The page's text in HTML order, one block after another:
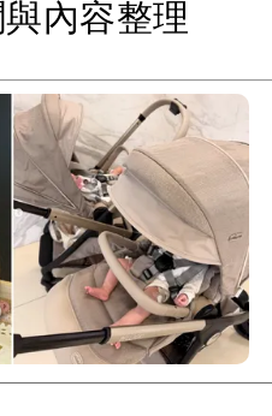
內容整理